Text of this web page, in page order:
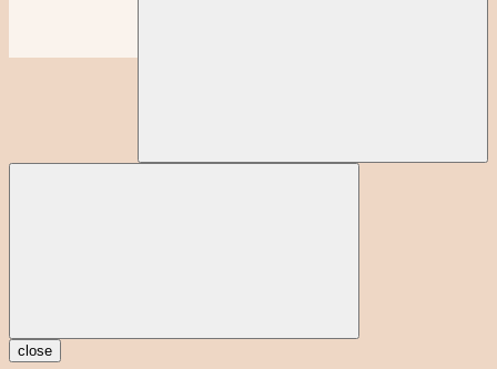
close